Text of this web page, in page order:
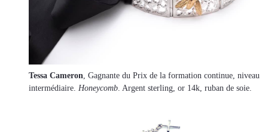
Tessa Cameron , Gagnante du Prix de la formation continue, niveau
intermédiaire. Honeycomb . Argent sterling, or 14k, ruban de soie.